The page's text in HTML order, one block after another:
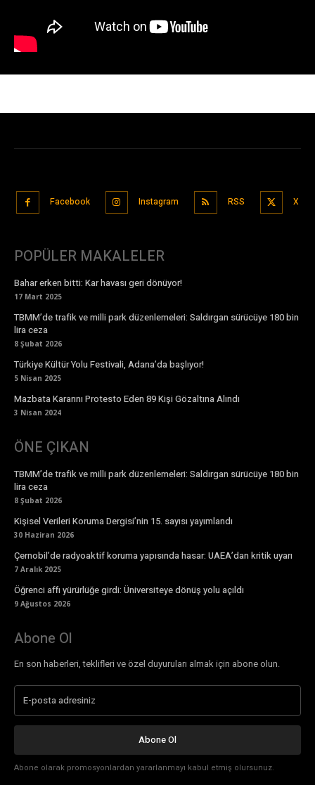
Facebook Instagram RSS X
POPÜLER MAKALELER
Bahar erken bitti: Kar havası geri dönüyor!
17 Mart 2025
TBMM’de trafik ve milli park düzenlemeleri: Saldırgan sürücüye 180 bin
lira ceza
8 Şubat 2026
Türkiye Kültür Yolu Festivali, Adana’da başlıyor!
5 Nisan 2025
Mazbata Kararını Protesto Eden 89 Kişi Gözaltına Alındı
3 Nisan 2024
ÖNE ÇIKAN
TBMM’de trafik ve milli park düzenlemeleri: Saldırgan sürücüye 180 bin
lira ceza
8 Şubat 2026
Kişisel Verileri Koruma Dergisi’nin 15. sayısı yayımlandı
30 Haziran 2026
Çernobil’de radyoaktif koruma yapısında hasar: UAEA’dan kritik uyarı
7 Aralık 2025
Öğrenci affı yürürlüğe girdi: Üniversiteye dönüş yolu açıldı
9 Ağustos 2026
Abone Ol
En son haberleri, teklifleri ve özel duyuruları almak için abone olun.
Abone Ol
Abone olarak promosyonlardan yararlanmayı kabul etmiş olursunuz.